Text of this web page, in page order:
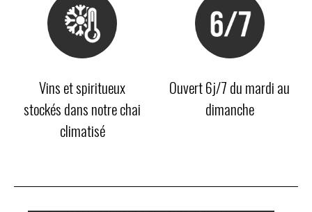
Vins et spiritueux
stockés dans notre chai
climatisé
Ouvert 6j/7 du mardi au
dimanche